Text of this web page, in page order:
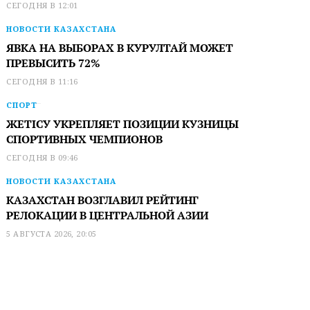
СЕГОДНЯ В 12:01
НОВОСТИ КАЗАХСТАНА
ЯВКА НА ВЫБОРАХ В КУРУЛТАЙ МОЖЕТ
ПРЕВЫСИТЬ 72%
СЕГОДНЯ В 11:16
СПОРТ
ЖЕТІСУ УКРЕПЛЯЕТ ПОЗИЦИИ КУЗНИЦЫ
СПОРТИВНЫХ ЧЕМПИОНОВ
СЕГОДНЯ В 09:46
НОВОСТИ КАЗАХСТАНА
КАЗАХСТАН ВОЗГЛАВИЛ РЕЙТИНГ
РЕЛОКАЦИИ В ЦЕНТРАЛЬНОЙ АЗИИ
5 АВГУСТА 2026, 20:05